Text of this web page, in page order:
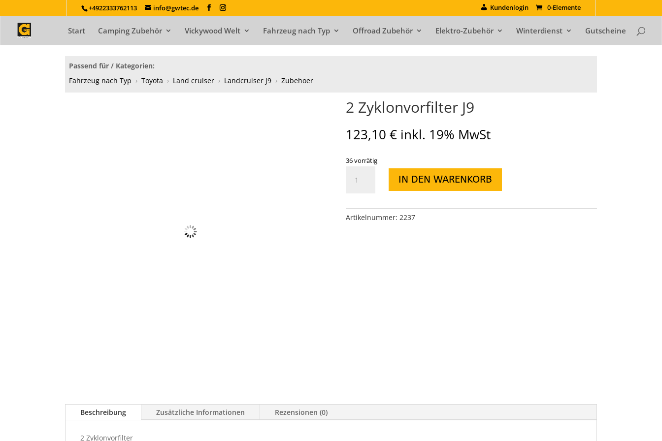
+4922333762113 info@gwtec.de Kundenlogin 0-Elemente
Start Camping Zubehör Vickywood Welt Fahrzeug nach Typ Offroad Zubehör Elektro-Zubehör Winterdienst Gutscheine
Passend für / Kategorien:
Fahrzeug nach Typ › Toyota › Land cruiser › Landcruiser J9 › Zubehoer
2 Zyklonvorfilter J9
123,10 € inkl. 19% MwSt
36 vorrätig
Zyklonvorfilter
IN DEN WARENKORB
Artikelnummer: 2237
Beschreibung Zusätzliche Informationen Rezensionen (0)
2 Zyklonvorfilter